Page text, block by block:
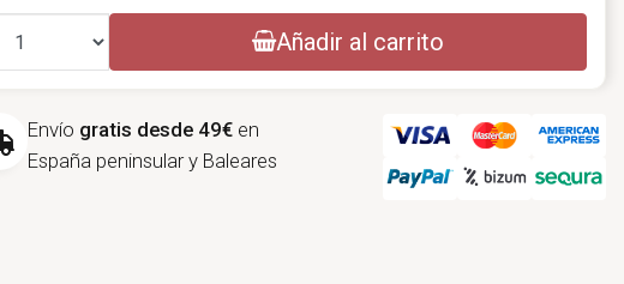
Cantidad Añadir al carrito
Envío gratis desde 49€ en
España peninsular y Baleares